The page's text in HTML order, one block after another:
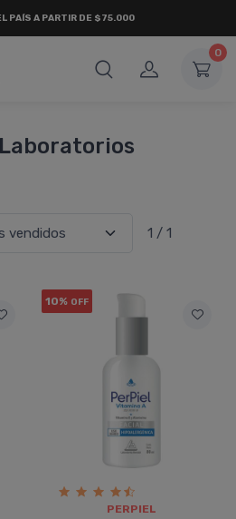
PAÍS A PARTIR DE $75.000
0
1 / 1
10% OFF
PERPIEL